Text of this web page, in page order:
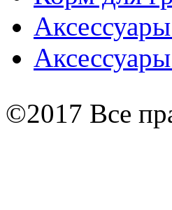
©2017 Все